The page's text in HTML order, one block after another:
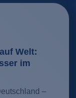
Welt:
im
–